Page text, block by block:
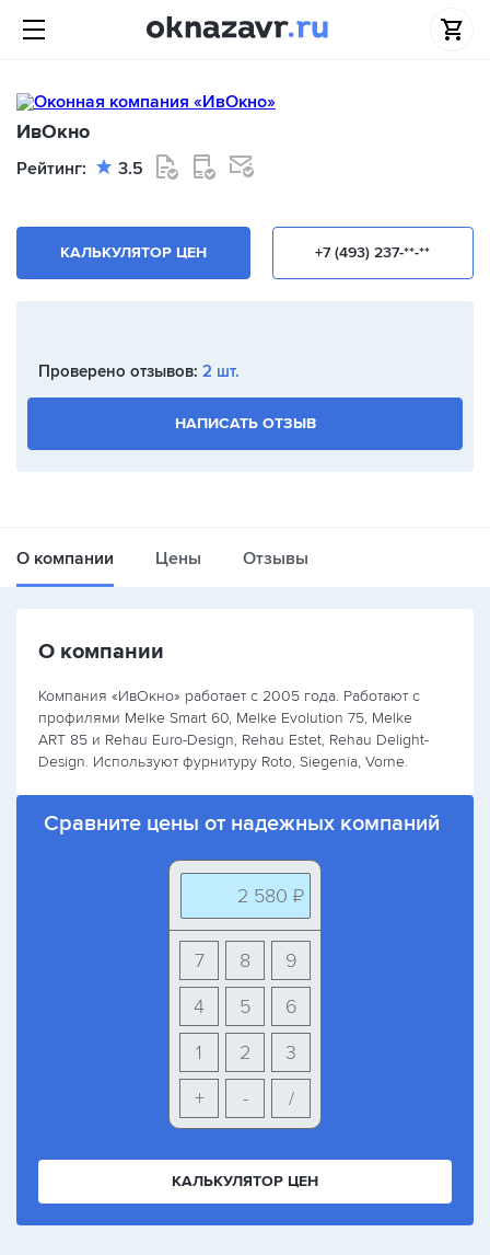
ИвОкно
Рейтинг: 3.5
+7 (493) 237-**-**
КАЛЬКУЛЯТОР ЦЕН
Проверено отзывов: 2 шт.
НАПИСАТЬ ОТЗЫВ
О компании Цены Отзывы
О компании
Компания «ИвОкно» работает с 2005 года. Работают с
профилями Melke Smart 60, Melke Evolution 75, Melke
ART 85 и Rehau Euro-Design, Rehau Estet, Rehau Delight-
Design. Используют фурнитуру Roto, Siegenia, Vorne.
Сравните цены от надежных компаний
2 580 ₽
9
8
7
6
5
4
3
2
1
+
- /
КАЛЬКУЛЯТОР ЦЕН